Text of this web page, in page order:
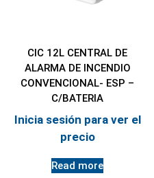
CIC 12L CENTRAL DE
ALARMA DE INCENDIO
CONVENCIONAL- ESP –
C/BATERIA
Inicia sesión para ver el
precio
Read more